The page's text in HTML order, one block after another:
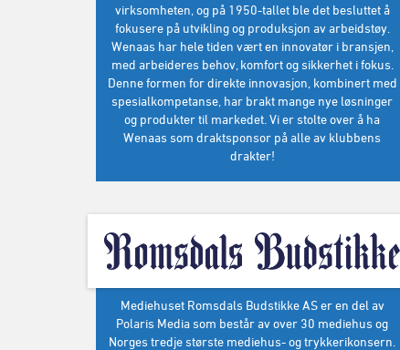
virksomheten, og på 1950-tallet ble det besluttet å
fokusere på utvikling og produksjon av arbeidstøy.
Wenaas har hele tiden vært en innovatør i bransjen,
med arbeideres behov, komfort og sikkerhet i fokus.
Denne formen for direkte innovasjon, kombinert med
spesialkompetanse, har brakt mange nye løsninger
og produkter til markedet. Vi er stolte over å ha
Wenaas som draktsponsor på alle av klubbens
drakter!
Mediehuset Romsdals Budstikke AS er en del av
Polaris Media som består av over 30 mediehus og
Norges tredje største mediehus- og trykkerikonsern.